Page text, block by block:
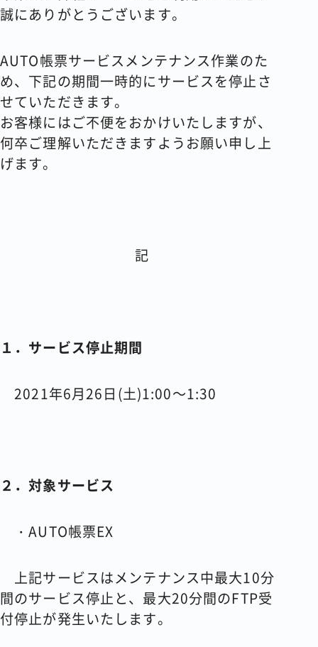
コラム
会社情報
資料請求 お問い合わせ
誠にありがとうございます。
AUTO帳票サービスメンテナンス作業のた
め、下記の期間一時的にサービスを停止さ
せていただきます。
お客様にはご不便をおかけいたしますが、
何卒ご理解いただきますようお願い申し上
げます。
記
１．サービス停止期間
2021年6月26日(土)1:00～1:30
２．対象サービス
・AUTO帳票EX
上記サービスはメンテナンス中最大10分
間のサービス停止と、最大20分間のFTP受
付停止が発生いたします。